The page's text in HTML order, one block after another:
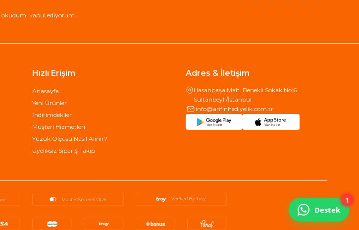
Destek
1
okudum, kabul ediyorum.
Adres & İletişim
Hasanpaşa Mah. Benekli Sokak No:6
Sultanbeyli/İstanbul
info@arifinhediyelik.com.tr
Hızlı Erişim
Anasayfa
Yeni Ürünler
İndirimdekiler
Müşteri Hizmetleri
Yüzük Ölçüsü Nasıl Alınır?
Üyeliksiz Sipariş Takip